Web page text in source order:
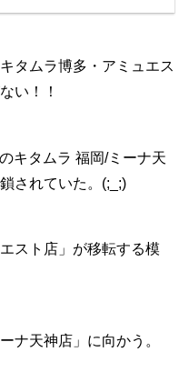
タムラ博多・アミュエス
い！！
キタムラ 福岡/ミーナ天
されていた。(;_;)
スト店」が移転する模
ナ天神店」に向かう。